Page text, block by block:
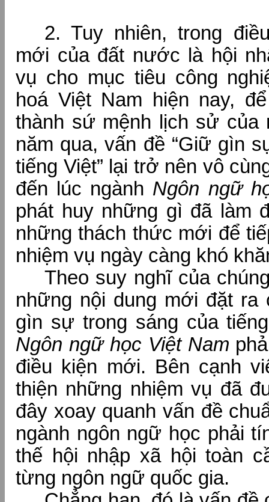
2. Tuy nhiên, trong
mới của đất nước là hội
vụ cho mục tiêu công
hoá Việt Nam hiện nay,
thành sứ mệnh lịch sử của
năm qua, vấn đề “Giữ gìn
tiếng Việt” lại trở nên vô
đến lúc ngành Ngôn ngữ
phát huy những gì đã làm
những thách thức mới để
nhiệm vụ ngày càng khó
Theo suy nghĩ của
những nội dung mới đặt ra
gìn sự trong sáng của
Ngôn ngữ học Việt Nam
điều kiện mới. Bên cạnh
thiện những nhiệm vụ đã
đây xoay quanh vấn đề
ngành ngôn ngữ học phải
thế hội nhập xã hội toàn
từng ngôn ngữ quốc gia.